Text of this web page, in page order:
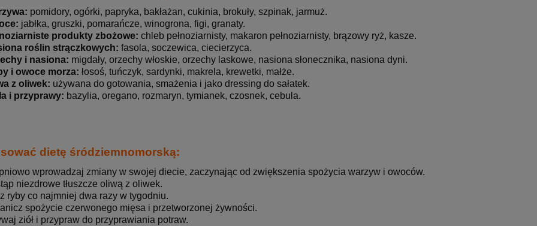
pomidory, ogórki, papryka, bakłażan, cukinia, brokuły, szpinak, jarmuż.
jabłka, gruszki, pomarańcze, winogrona, figi, granaty.
produkty zbożowe: chleb pełnoziarnisty, makaron pełnoziarnisty, brązowy ryż, kasze.
roślin strączkowych: fasola, soczewica, ciecierzyca.
i nasiona: migdały, orzechy włoskie, orzechy laskowe, nasiona słonecznika, nasiona dyni.
i owoce morza: łosoś, tuńczyk, sardynki, makrela, krewetki, małże.
z oliwek: używana do gotowania, smażenia i jako dressing do sałatek.
i przyprawy: bazylia, oregano, rozmaryn, tymianek, czosnek, cebula.
dietę śródziemnomorską:
wprowadzaj zmiany w swojej diecie, zaczynając od zwiększenia spożycia warzyw i owoców.
niezdrowe tłuszcze oliwą z oliwek.
ryby co najmniej dwa razy w tygodniu.
spożycie czerwonego mięsa i przetworzonej żywności.
ziół i przypraw do przyprawiania potraw.